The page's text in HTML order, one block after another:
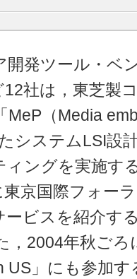
発ツール・ベ
社は，東芝製
（Media
システムLSI設
ィングを実施す
京国際フォー
ビスを紹介す
，2004年秋ご
US」にも参加